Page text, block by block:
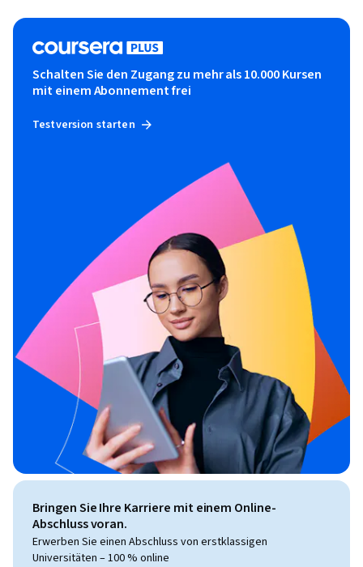
Schalten Sie den Zugang zu mehr als 10.000 Kursen
mit einem Abonnement frei
Testversion starten
Bringen Sie Ihre Karriere mit einem Online-
Abschluss voran.
Erwerben Sie einen Abschluss von erstklassigen
Universitäten – 100 % online